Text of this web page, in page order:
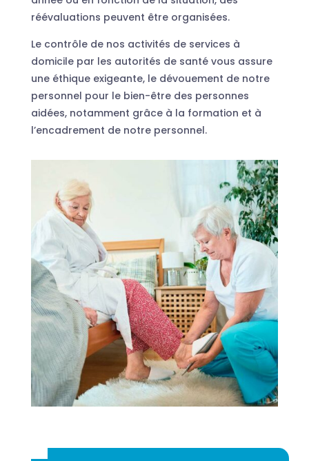
réévaluations peuvent être organisées.
Le contrôle de nos activités de services à
domicile par les autorités de santé vous assure
une éthique exigeante, le dévouement de notre
personnel pour le bien-être des personnes
aidées, notamment grâce à la formation et à
l’encadrement de notre personnel.